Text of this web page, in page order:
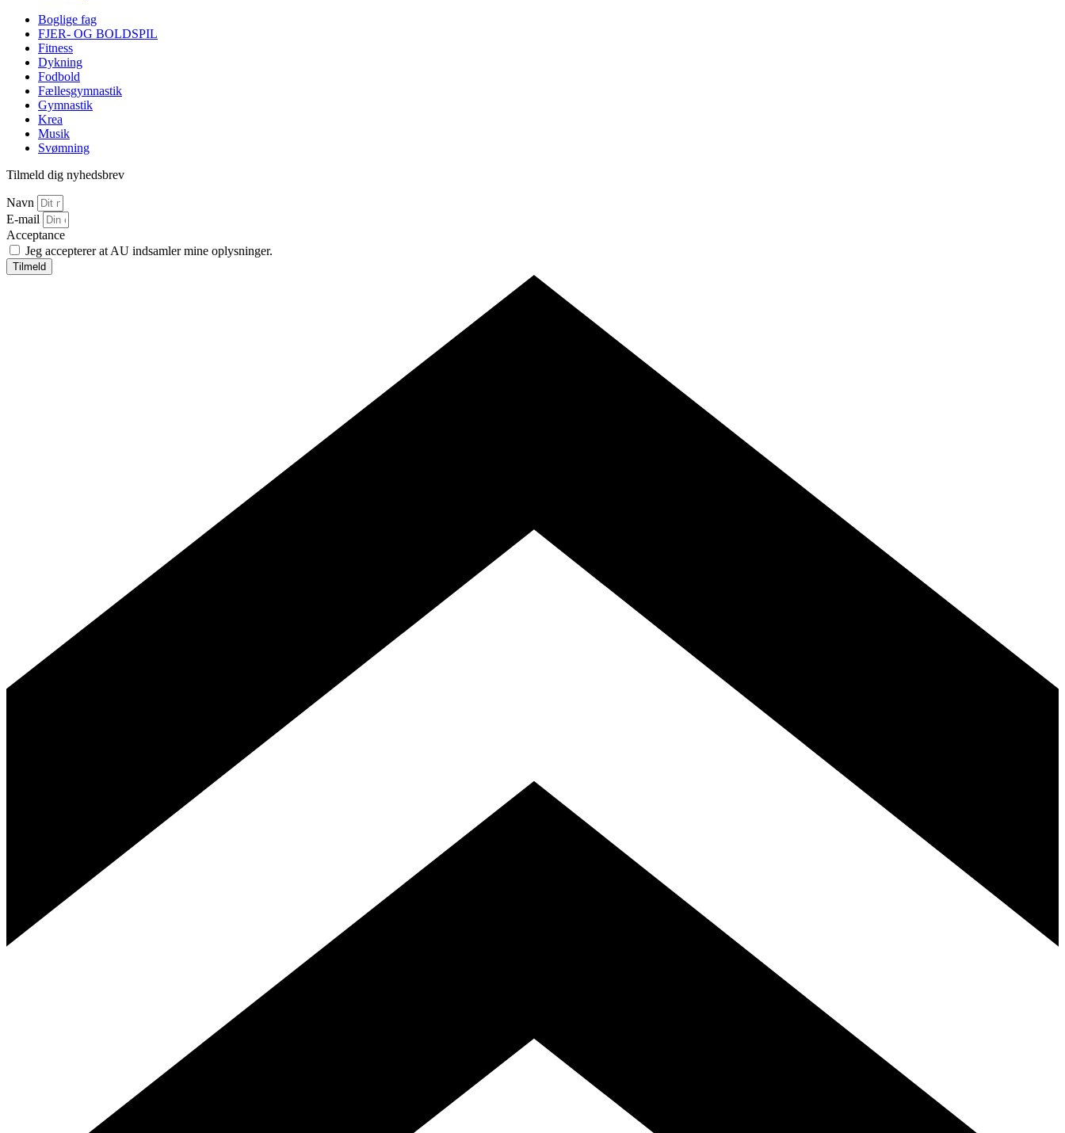
Boglige fag
FJER- OG BOLDSPIL
Fitness
Dykning
Fodbold
Fællesgymnastik
Gymnastik
Krea
Musik
Svømning
Tilmeld dig nyhedsbrev
Navn
E-mail
Acceptance
Jeg accepterer at AU indsamler mine oplysninger.
Tilmeld